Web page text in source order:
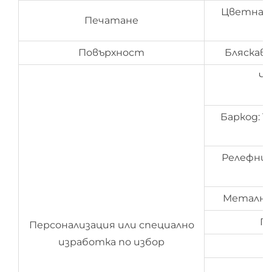
Печатане
Цветна
Повърхност
Персонализация или специално
изработка по избор
Баркод:
Релефни
Метално